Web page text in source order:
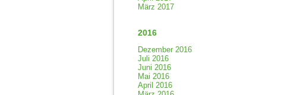
März 2017
2016
Dezember 2016
Juli 2016
Juni 2016
Mai 2016
April 2016